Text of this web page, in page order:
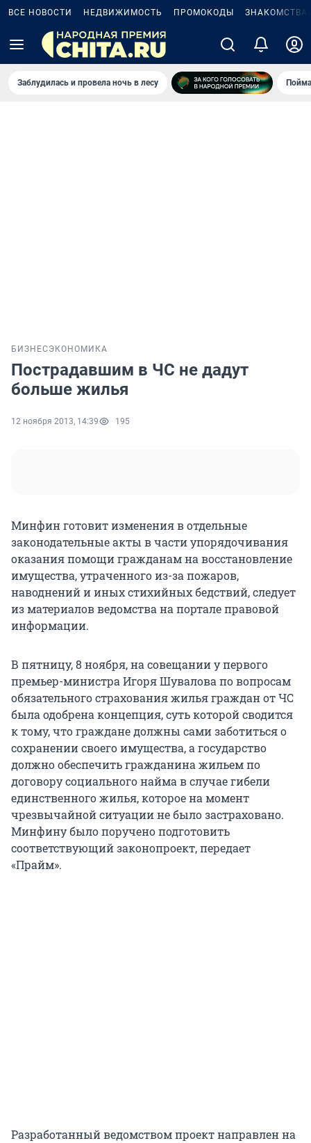
ВСЕ НОВОСТИ НЕДВИЖИМОСТЬ ПРОМОКОДЫ ЗНАКОМСТВА
Заблудилась и провела ночь в лесу
БИЗНЕС ЭКОНОМИКА
Пострадавшим в ЧС не дадут
больше жилья
12 ноября 2013, 14:39 195
Минфин готовит изменения в отдельные
законодательные акты в части упорядочивания
оказания помощи гражданам на восстановление
имущества, утраченного из-за пожаров,
наводнений и иных стихийных бедствий, следует
из материалов ведомства на портале правовой
информации.
В пятницу, 8 ноября, на совещании у первого
премьер-министра Игоря Шувалова по вопросам
обязательного страхования жилья граждан от ЧС
была одобрена концепция, суть которой сводится
к тому, что граждане должны сами заботиться о
сохранении своего имущества, а государство
должно обеспечить гражданина жильем по
договору социального найма в случае гибели
единственного жилья, которое на момент
чрезвычайной ситуации не было застраховано.
Минфину было поручено подготовить
соответствующий законопроект, передает
«Прайм».
Разработанный ведомством проект направлен на